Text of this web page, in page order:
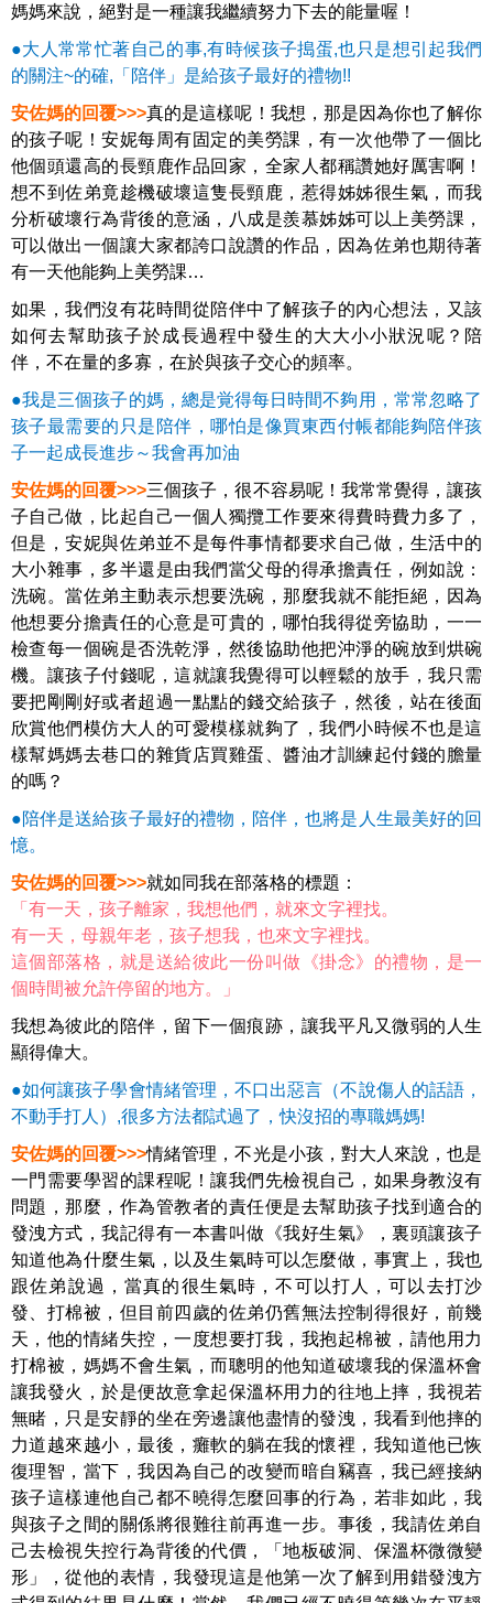
媽媽來說，絕對是一種讓我繼續努力下去的能量喔！
●大人常常忙著自己的事,有時候孩子搗蛋,也只是想引起我們
的關注~的確,「陪伴」是給孩子最好的禮物!!
安佐媽的回覆>>>真的是這樣呢！我想，那是因為你也了解你
的孩子呢！安妮每周有固定的美勞課，有一次他帶了一個比
他個頭還高的長頸鹿作品回家，全家人都稱讚她好厲害啊！
想不到佐弟竟趁機破壞這隻長頸鹿，惹得姊姊很生氣，而我
分析破壞行為背後的意涵，八成是羨慕姊姊可以上美勞課，
可以做出一個讓大家都誇口說讚的作品，因為佐弟也期待著
有一天他能夠上美勞課…
如果，我們沒有花時間從陪伴中了解孩子的內心想法，又該
如何去幫助孩子於成長過程中發生的大大小小狀況呢？陪
伴，不在量的多寡，在於與孩子交心的頻率。
●我是三個孩子的媽，總是覚得每日時間不夠用，常常忽略了
孩子最需要的只是陪伴，哪怕是像買東西付帳都能夠陪伴孩
子一起成長進步～我會再加油
安佐媽的回覆>>>三個孩子，很不容易呢！我常常覺得，讓孩
子自己做，比起自己一個人獨攬工作要來得費時費力多了，
但是，安妮與佐弟並不是每件事情都要求自己做，生活中的
大小雜事，多半還是由我們當父母的得承擔責任，例如說：
洗碗。當佐弟主動表示想要洗碗，那麼我就不能拒絕，因為
他想要分擔責任的心意是可貴的，哪怕我得從旁協助，一一
檢查每一個碗是否洗乾淨，然後協助他把沖淨的碗放到烘碗
機。讓孩子付錢呢，這就讓我覺得可以輕鬆的放手，我只需
要把剛剛好或者超過一點點的錢交給孩子，然後，站在後面
欣賞他們模仿大人的可愛模樣就夠了，我們小時候不也是這
樣幫媽媽去巷口的雜貨店買雞蛋、醬油才訓練起付錢的膽量
的嗎？
●陪伴是送給孩子最好的禮物，陪伴，也將是人生最美好的回
憶。
安佐媽的回覆>>>就如同我在部落格的標題：
「有一天，孩子離家，我想他們，就來文字裡找。
有一天，母親年老，孩子想我，也來文字裡找。
這個部落格，就是送給彼此一份叫做《掛念》的禮物，是一
個時間被允許停留的地方。」
我想為彼此的陪伴，留下一個痕跡，讓我平凡又微弱的人生
顯得偉大。
●如何讓孩子學會情緒管理，不口出惡言（不說傷人的話語，
不動手打人）,很多方法都試過了，快沒招的專職媽媽!
安佐媽的回覆>>>情緒管理，不光是小孩，對大人來說，也是
一門需要學習的課程呢！讓我們先檢視自己，如果身教沒有
問題，那麼，作為管教者的責任便是去幫助孩子找到適合的
發洩方式，我記得有一本書叫做《我好生氣》，裏頭讓孩子
知道他為什麼生氣，以及生氣時可以怎麼做，事實上，我也
跟佐弟說過，當真的很生氣時，不可以打人，可以去打沙
發、打棉被，但目前四歲的佐弟仍舊無法控制得很好，前幾
天，他的情緒失控，一度想要打我，我抱起棉被，請他用力
打棉被，媽媽不會生氣，而聰明的他知道破壞我的保溫杯會
讓我發火，於是便故意拿起保溫杯用力的往地上摔，我視若
無睹，只是安靜的坐在旁邊讓他盡情的發洩，我看到他摔的
力道越來越小，最後，癱軟的躺在我的懷裡，我知道他已恢
復理智，當下，我因為自己的改變而暗自竊喜，我已經接納
孩子這樣連他自己都不曉得怎麼回事的行為，若非如此，我
與孩子之間的關係將很難往前再進一步。事後，我請佐弟自
己去檢視失控行為背後的代價，「地板破洞、保溫杯微微變
形」，從他的表情，我發現這是他第一次了解到用錯發洩方